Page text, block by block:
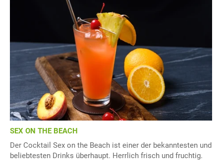
SEX ON THE BEACH
Der Cocktail Sex on the Beach ist einer der bekanntesten und
beliebtesten Drinks überhaupt. Herrlich frisch und fruchtig.